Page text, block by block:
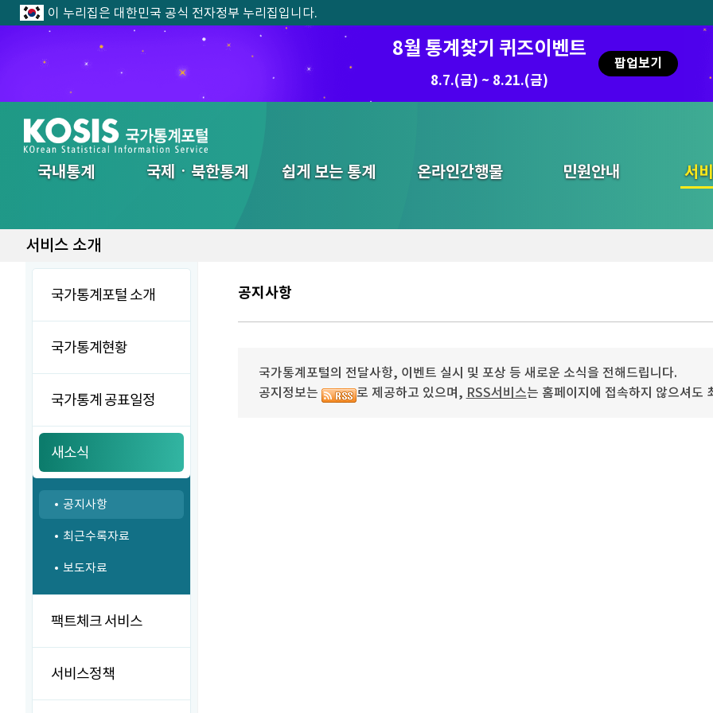
이 누리집은 대한민국 공식 전자정부 누리집입니다.
8월 통계찾기 퀴즈이벤트
8.7.(금) ~ 8.21.(금)
팝업보기
국내통계 국제ㆍ북한통계 쉽게 보는 통계 온라인간행물 민원안내 서
통합검색
서비스 소개
국가통계포털 소개
국가통계현황
국가통계 공표일정
새소식
공지사항
최근수록자료
보도자료
팩트체크 서비스
서비스정책
공지사항
국가통계포털의 전달사항, 이벤트 실시 및 포상 등 새로운 소식을 전해드립니다.
공지정보는
로 제공하고 있으며, RSS서비스는 홈페이지에 접속하지 않으셔도